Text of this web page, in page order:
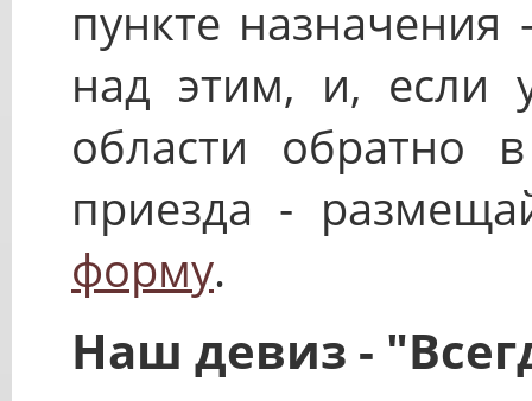
пункте
над этим, и, если
области обратно
приезда -
форму.
Наш девиз -